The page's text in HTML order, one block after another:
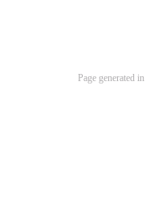
Page generated